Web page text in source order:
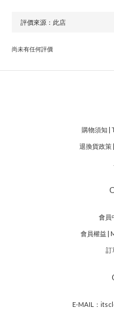
尚未有任何評價
購物須知 |
退換貨政策
會員
會員權益 |
訂
E-MAIL：